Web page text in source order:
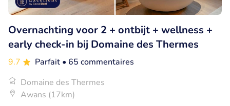
Overnachting voor 2 + ontbijt + wellness +
early check-in bij Domaine des Thermes
9.7 Parfait • 65 commentaires
Domaine des Thermes
Awans (17km)